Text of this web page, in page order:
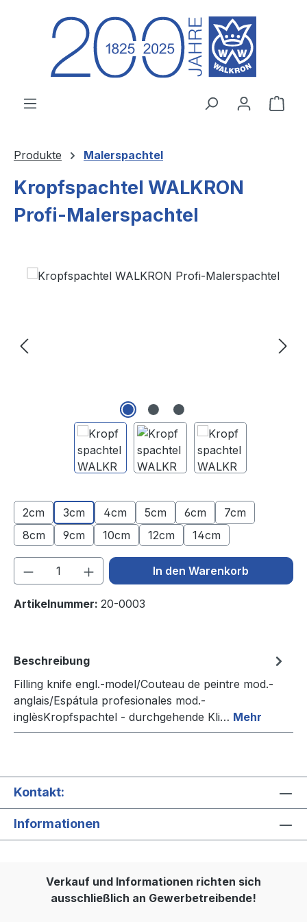
Zum Hauptinhalt springen
Produkte Malerspachtel
Kropfspachtel WALKRON
Profi-Malerspachtel
Bildergalerie überspringen
2cm 3cm 4cm 5cm 6cm
7cm
8cm
9cm 10cm 12cm 14cm
Produkt Anzahl: Gib denIn den Warenkorb
Artikelnummer: 20-0003
Beschreibung
Filling knife engl.-model/Couteau de peintre mod.-
anglais/Espátula profesionales mod.-
inglèsKropfspachtel - durchgehende Kli… Mehr
Kontakt:
Informationen
Verkauf und Informationen richten sich
ausschließlich an Gewerbetreibende!